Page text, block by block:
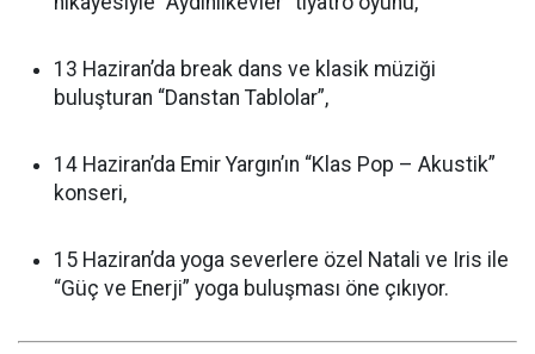
13 Haziran’da break dans ve klasik müziği
buluşturan “Danstan Tablolar”,
14 Haziran’da Emir Yargın’ın “Klas Pop – Akustik”
konseri,
15 Haziran’da yoga severlere özel Natali ve Iris ile
“Güç ve Enerji” yoga buluşması öne çıkıyor.